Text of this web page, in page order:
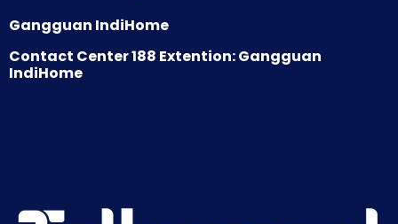
Gangguan IndiHome
Contact Center 188 Extention: Gangguan
IndiHome